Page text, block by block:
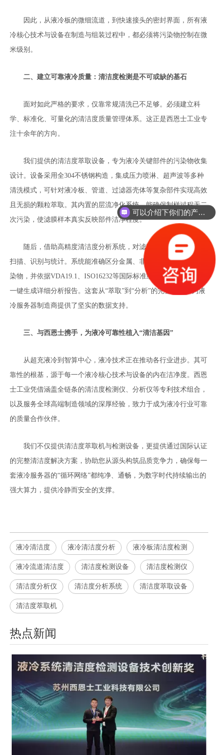
因此，从液冷板的微细流道，到快速接头的密封界面，所有液
冷核心技术与设备在制造与组装过程中，都必须将污染物控制在微
米级别。
二、建立可靠液冷质量：清洁度检测是不可或缺的基石
面对如此严格的要求，仅靠常规清洗已不足够。必须建立科
学、标准化、可量化的清洁度质量管理体系。这正是西恩士工业专
注十余年的方向。
我们提供的清洁度萃取设备，专为液冷关键部件的污染物收集
设计。设备采用全304不锈钢构造，集成压力喷淋、超声波等多种
清洗模式，可针对液冷板、管道、过滤器壳体等复杂部件实现高效
且无损的颗粒萃取。其内置的层流净化系统，能确保制样过程无二
次污染，使滤膜样本真实反映部件洁净程度。
随后，借助高精度清洁度分析系统，对滤膜上的颗粒进行自动
扫描、识别与统计。系统能准确区分金属、非金属、纤维等不同污
染物，并依据VDA19.1、ISO16232等国际标准或客户自定义标准，
一键生成详细分析报告。这套从“萃取”到“分析”的完整方案，为液
冷服务器制造商提供了坚实的数据支持。
三、与西恩士携手，为液冷可靠性植入“清洁基因”
从超充液冷到智算中心，液冷技术正在推动各行业进步。其可
靠性的根基，源于每一个液冷核心技术与设备的内在洁净度。西恩
士工业凭借涵盖全链条的清洁度检测仪、分析仪等专利技术组合，
以及服务全球高端制造领域的深厚经验，致力于成为液冷行业可靠
的质量合作伙伴。
我们不仅提供清洁度萃取机与检测设备，更提供通过国际认证
的完整清洁度解决方案，协助您从源头构筑品质竞争力，确保每一
套液冷服务器的“循环网络”都纯净、通畅，为数字时代持续输出的
强大算力，提供冷静而安全的支撑。
液冷清洁度 液冷清洁度分析 液冷板清洁度检测
液冷流道清洁度 清洁度检测设备 清洁度检测仪
清洁度分析仪 清洁度分析系统 清洁度萃取设备
清洁度萃取机
热点新闻
可以介绍下你们的产品么？